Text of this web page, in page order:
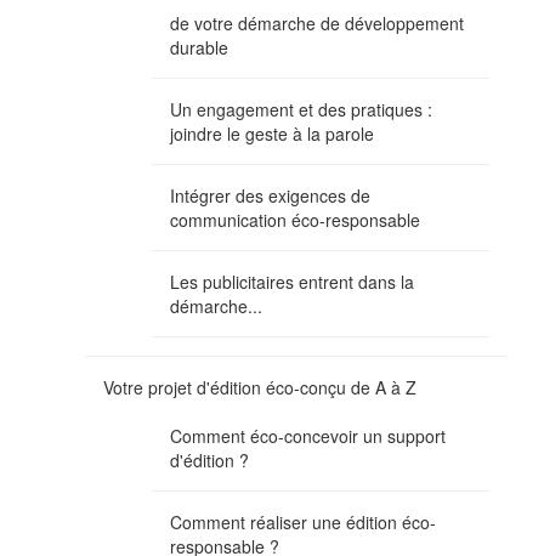
de votre démarche de développement
durable
Un engagement et des pratiques :
joindre le geste à la parole
Intégrer des exigences de
communication éco-responsable
Les publicitaires entrent dans la
démarche...
Votre projet d'édition éco-conçu de A à Z
Comment éco-concevoir un support
d'édition ?
Comment réaliser une édition éco-
responsable ?